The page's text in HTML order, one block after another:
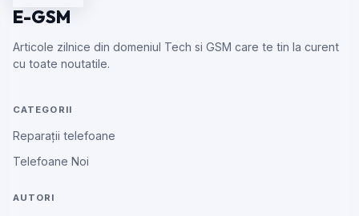
E-GSM
Articole zilnice din domeniul Tech si GSM care te tin la curent
cu toate noutatile.
CATEGORII
Reparații telefoane
Telefoane Noi
AUTORI